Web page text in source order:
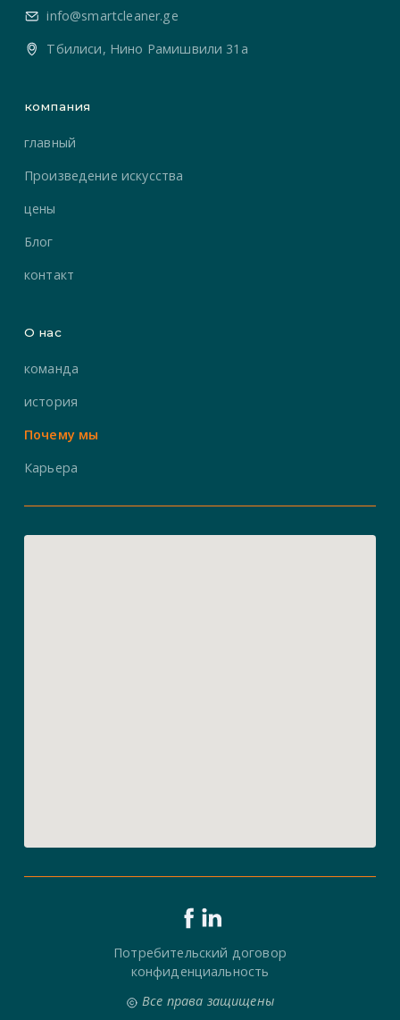
info@smartcleaner.ge
Тбилиси, Нино Рамишвили 31а
компания
главный
Произведение искусства
цены
Блог
контакт
О нас
команда
история
Почему мы
Карьера
Потребительский договор
конфиденциальность
Все права защищены